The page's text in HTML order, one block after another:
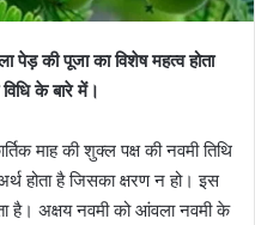
की पूजा का विशेष महत्व होता
के बारे में।
माह की शुक्ल पक्ष की नवमी तिथि
होता है जिसका क्षरण न हो। इस
है। अक्षय नवमी को आंवला नवमी के